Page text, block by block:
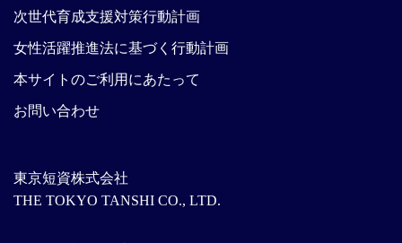
東京短資株式会社
THE TOKYO TANSHI CO., LTD.
次世代育成支援対策行動計画
女性活躍推進法に基づく行動計画
本サイトのご利用にあたって
お問い合わせ